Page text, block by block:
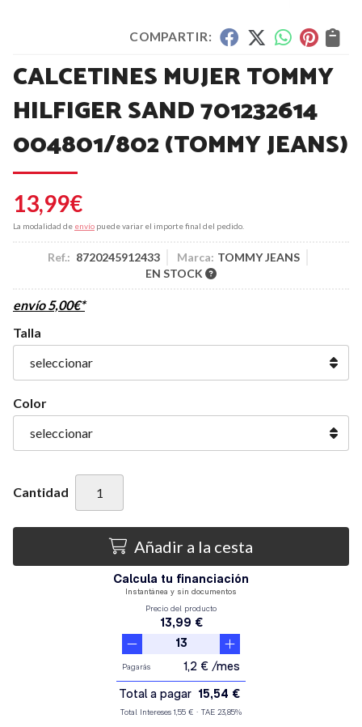
COMPARTIR:
CALCETINES MUJER TOMMY
HILFIGER SAND 701232614
004801/802(TOMMY JEANS)
13,99€
La modalidad de envío puede variar el importe final del pedido.
Ref.: 8720245912433 Marca: TOMMY JEANS
EN STOCK
envío 5,00€*
Talla
Color
Cantidad
Añadir a la cesta